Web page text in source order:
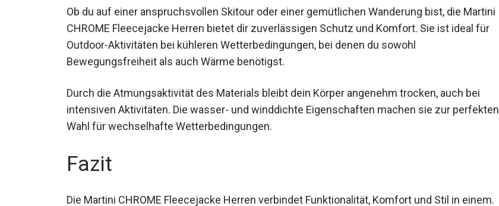
Ob du auf einer anspruchsvollen Skitour oder einer gemütlichen Wanderung bist, die Martini
CHROME Fleecejacke Herren bietet dir zuverlässigen Schutz und Komfort. Sie ist ideal für
Outdoor-Aktivitäten bei kühleren Wetterbedingungen, bei denen du sowohl
Bewegungsfreiheit als auch Wärme benötigst.
Durch die Atmungsaktivität des Materials bleibt dein Körper angenehm trocken, auch bei
intensiven Aktivitäten. Die wasser- und winddichte Eigenschaften machen sie zur perfekten
Wahl für wechselhafte Wetterbedingungen.
Fazit
Die Martini CHROME Fleecejacke Herren verbindet Funktionalität, Komfort und Stil in einem.